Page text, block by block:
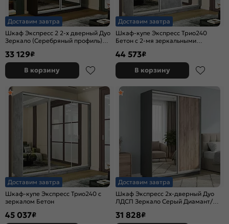
Доставим завтра
Шкаф Экспресс 2 2-х дверный Дуо
Зеркало (Серебряный профиль)
33 129₽
В корзину
Доставим завтра
Шкаф-купе Экспресс Трио240
Бетон с 2-мя зеркальными
44 573₽
В корзину
Доставим завтра
Шкаф-купе Экспресс Трио240 с
зеркалом Бетон
45 037₽
Доставим завтра
Шкаф Экспресс 2х-дверный Дуо
ЛДСП Зеркало Серый Диамант/
31 828₽